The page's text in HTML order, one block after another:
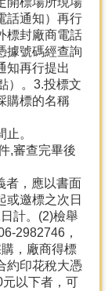
話通知）再行
標封廠商電話
據號碼經查詢
知再行提出
）。3.投標文
購標的名稱
。
,審查完畢後
者，應以書面
或邀標之次日
計。(2)檢舉
2982746，
，廠商得標
約印花稅大憑
以下者，可